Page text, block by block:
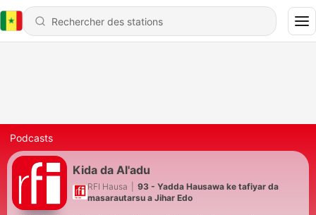
Podcasts
Kida da Al'adu
RFI Hausa
93 - Yadda Hausawa ke tafiyar da
masarautarsu a Jihar Edo